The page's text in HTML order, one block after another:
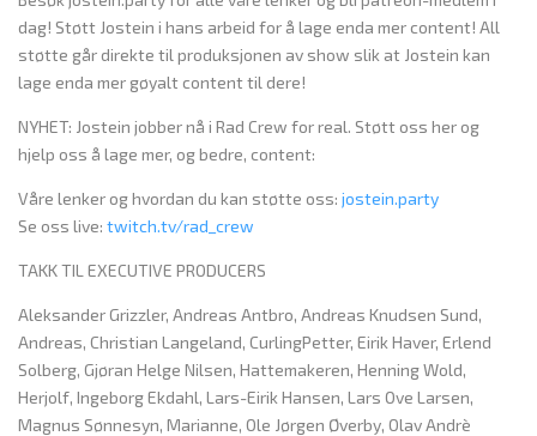
dag! Støtt Jostein i hans arbeid for å lage enda mer content! All
støtte går direkte til produksjonen av show slik at Jostein kan
lage enda mer gøyalt content til dere!
NYHET: Jostein jobber nå i Rad Crew for real. Støtt oss her og
hjelp oss å lage mer, og bedre, content:
Våre lenker og hvordan du kan støtte oss: jostein.party
Se oss live: twitch.tv/rad_crew
TAKK TIL EXECUTIVE PRODUCERS
Aleksander Grizzler, Andreas Antbro, Andreas Knudsen Sund,
Andreas, Christian Langeland, CurlingPetter, Eirik Haver, Erlend
Solberg, Gjøran Helge Nilsen, Hattemakeren, Henning Wold,
Herjolf, Ingeborg Ekdahl, Lars-Eirik Hansen, Lars Ove Larsen,
Magnus Sønnesyn, Marianne, Ole Jørgen Øverby, Olav Andrè